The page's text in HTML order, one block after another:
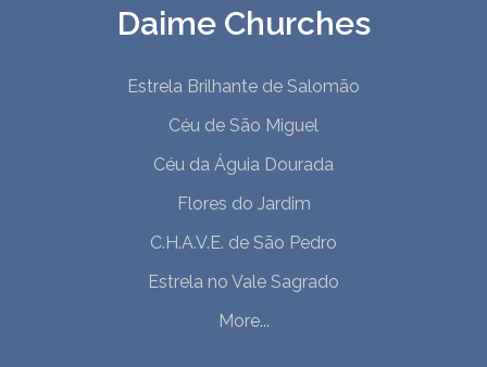
Daime Churches
Estrela Brilhante de Salomão
Céu de São Miguel
Céu da Águia Dourada
Flores do Jardim
C.H.A.V.E. de São Pedro
Estrela no Vale Sagrado
More...